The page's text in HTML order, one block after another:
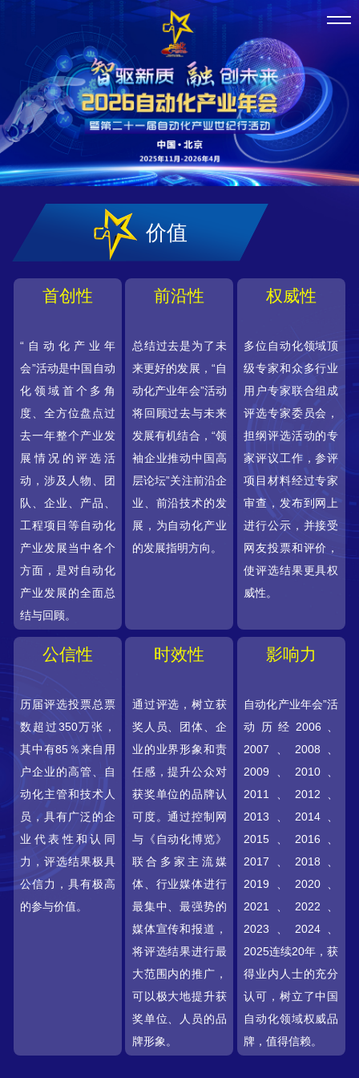
价值
首创性
“自动化产业年
会”活动是中国自动
化领域首个多角
度、全方位盘点过
去一年整个产业发
展情况的评选活
动，涉及人物、团
队、企业、产品、
工程项目等自动化
产业发展当中各个
方面，是对自动化
产业发展的全面总
结与回顾。
前沿性
总结过去是为了未
来更好的发展，“自
动化产业年会”活动
将回顾过去与未来
发展有机结合，“领
袖企业推动中国高
层论坛”关注前沿企
业、前沿技术的发
展，为自动化产业
的发展指明方向。
权威性
多位自动化领域顶
级专家和众多行业
用户专家联合组成
评选专家委员会，
担纲评选活动的专
家评议工作，参评
项目材料经过专家
审查，发布到网上
进行公示，并接受
网友投票和评价，
使评选结果更具权
威性。
公信性
历届评选投票总票
数超过350万张，
其中有85％来自用
户企业的高管、自
动化主管和技术人
员，具有广泛的企
业代表性和认同
力，评选结果极具
公信力，具有极高
的参与价值。
时效性
通过评选，树立获
奖人员、团体、企
业的业界形象和责
任感，提升公众对
获奖单位的品牌认
可度。通过控制网
与《自动化博览》
联合多家主流媒
体、行业媒体进行
最集中、最强势的
媒体宣传和报道，
将评选结果进行最
大范围内的推广，
可以极大地提升获
奖单位、人员的品
牌形象。
影响力
自动化产业年会”活
动历经2006、
2007、2008、
2009、2010、
2011、2012、
2013、2014、
2015、2016、
2017、2018、
2019、2020、
2021、2022、
2023、2024、
2025连续20年，获
得业内人士的充分
认可，树立了中国
自动化领域权威品
牌，值得信赖。